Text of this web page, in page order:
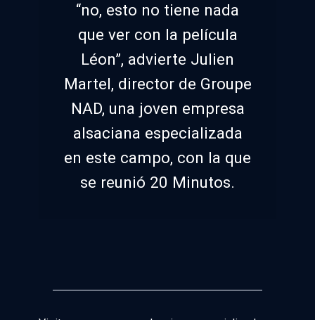
“no, esto no tiene nada
que ver con la película
Léon”, advierte Julien
Martel, director de Groupe
NAD, una joven empresa
alsaciana especializada
en este campo, con la que
se reunió 20 Minutos.